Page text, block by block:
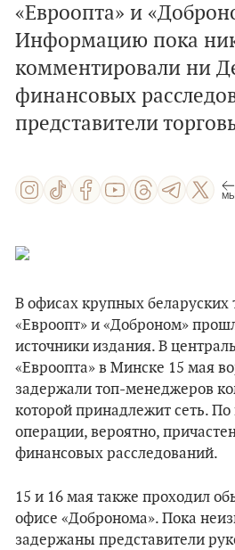
«Евроопта» и
Информацию пока
комментировали ни
финансовых
представители
В офисах крупных беларуских
«Евроопт» и «Доброном»
источники издания. В
«Евроопта» в Минске 15 мая
задержали топ-менеджеров
которой принадлежит сеть.
операции, вероятно,
финансовых расследований.
15 и 16 мая также проходил
офисе «Добронома». Пока
задержаны представители